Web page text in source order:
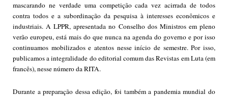
mascarando ne verdade uma competição cada vez acirrada de todos
contra todos e a subordinação da pesquisa à interesses econômicos e
industriais. A LPPR, apresentada no Conselho dos Ministros em pleno
verão europeu, está mais do que nunca na agenda do governo e por isso
continuamos mobilizados e atentos nesse início de semestre. Por isso,
publicamos a integralidade do editorial comum das Revistas em Luta (em
francês), nesse número da RITA.
Durante a preparação dessa edição, foi também a pandemia mundial do